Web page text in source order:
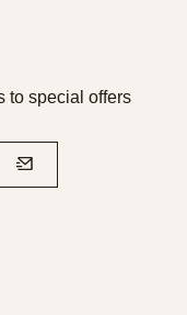
to special offers